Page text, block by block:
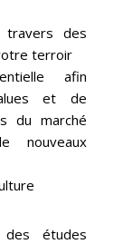
travers des
terroir
afin
et de
du marché
nouveaux
des études